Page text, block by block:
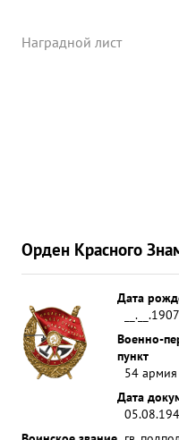
Наградной лист
Орден Красного
Дата
__.__.1907
Военно-
пункт
54 армия
Дата